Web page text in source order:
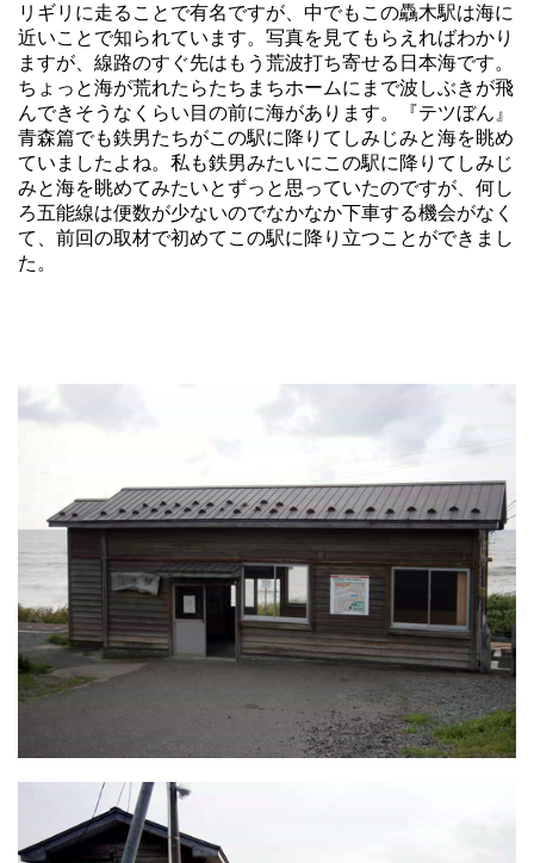
リギリに走ることで有名ですが、中でもこの驫木駅は海に
近いことで知られています。写真を見てもらえればわかり
ますが、線路のすぐ先はもう荒波打ち寄せる日本海です。
ちょっと海が荒れたらたちまちホームにまで波しぶきが飛
んできそうなくらい目の前に海があります。『テツぼん』
青森篇でも鉄男たちがこの駅に降りてしみじみと海を眺め
ていましたよね。私も鉄男みたいにこの駅に降りてしみじ
みと海を眺めてみたいとずっと思っていたのですが、何し
ろ五能線は便数が少ないのでなかなか下車する機会がなく
て、前回の取材で初めてこの駅に降り立つことができまし
た。